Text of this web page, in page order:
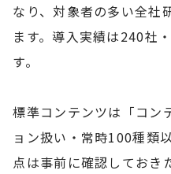
なり、対象者の多い全社
ます。導入実績は240社
す。
標準コンテンツは「コン
ョン扱い・常時100種類
点は事前に確認しておき